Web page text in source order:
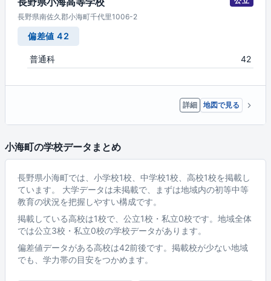
長野県南佐久郡小海町千代里1006-2
偏差値 42
普通科 42
詳細 地図で見る
小海町の学校データまとめ
長野県小海町では、小学校1校、中学校1校、高校1校を掲載し
ています。 大学データは未掲載で、まずは地域内の初等中等
教育の状況を把握しやすい構成です。
掲載している高校は1校で、公立1校・私立0校です。地域全体
では公立3校・私立0校の学校データがあります。
偏差値データがある高校は42前後です。掲載校が少ない地域
でも、学力帯の目安をつかめます。